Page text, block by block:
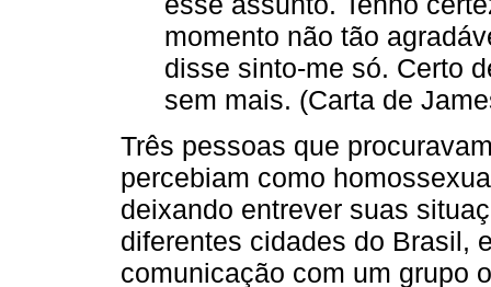
momento não tão
disse sinto-me só. Certo
sem mais. (Carta de
Três pessoas que
percebiam como
deixando entrever suas
diferentes cidades do Brasil,
comunicação com um grupo